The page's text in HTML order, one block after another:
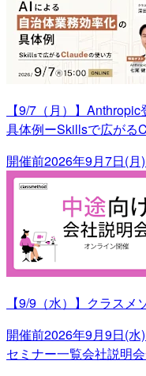
【9/7（月）】
具体例ーSkillsで広がる
開催前2026年9月7日(月
【9/9（水）】クラス
開催前2026年9月9日(水
セミナー一覧会社説明